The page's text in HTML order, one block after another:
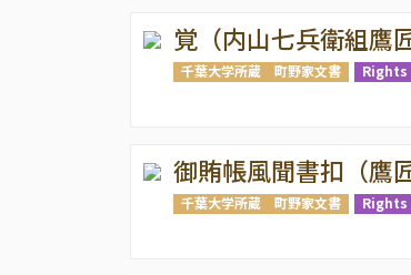
覚（内山七兵衛組鷹
千葉大学所蔵 町野家文書
御賄帳風聞書扣（鷹
千葉大学所蔵 町野家文書